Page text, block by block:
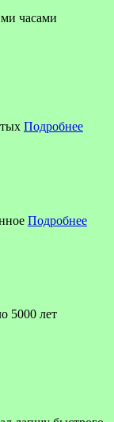
часами
Подробнее
Подробнее
5000 лет